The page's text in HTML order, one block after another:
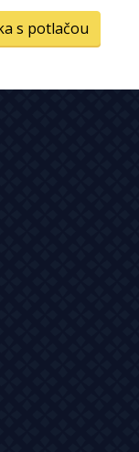
s potlačou